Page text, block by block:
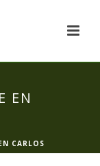
EN
CARLOS